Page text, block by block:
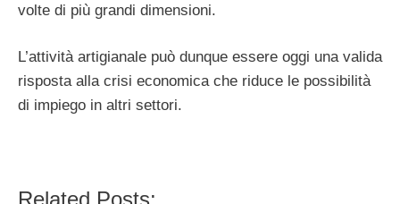
volte di più grandi dimensioni.
L’attività artigianale può dunque essere oggi una valida
risposta alla crisi economica che riduce le possibilità
di impiego in altri settori.
Related Posts: